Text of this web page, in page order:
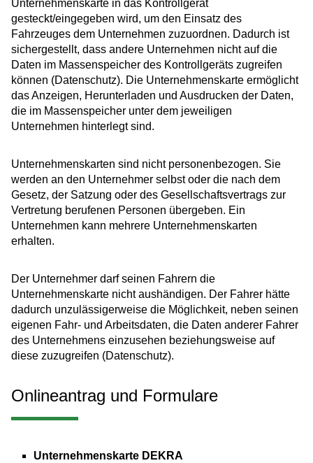
Unternehmenskarte in das Kontrollgerät
gesteckt/eingegeben wird, um den Einsatz des
Fahrzeuges dem Unternehmen zuzuordnen. Dadurch ist
sichergestellt, dass andere Unternehmen nicht auf die
Daten im Massenspeicher des Kontrollgeräts zugreifen
können (Datenschutz). Die Unternehmenskarte ermöglicht
das Anzeigen, Herunterladen und Ausdrucken der Daten,
die im Massenspeicher unter dem jeweiligen
Unternehmen hinterlegt sind.
Unternehmenskarten sind nicht personenbezogen. Sie
werden an den Unternehmer selbst oder die nach dem
Gesetz, der Satzung oder des Gesellschaftsvertrags zur
Vertretung berufenen Personen übergeben. Ein
Unternehmen kann mehrere Unternehmenskarten
erhalten.
Der Unternehmer darf seinen Fahrern die
Unternehmenskarte nicht aushändigen. Der Fahrer hätte
dadurch unzulässigerweise die Möglichkeit, neben seinen
eigenen Fahr- und Arbeitsdaten, die Daten anderer Fahrer
des Unternehmens einzusehen beziehungsweise auf
diese zuzugreifen (Datenschutz).
Onlineantrag und Formulare
Unternehmenskarte DEKRA